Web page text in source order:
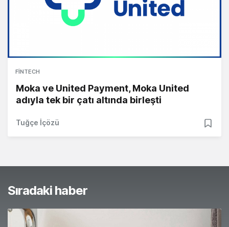
FINTECH
Moka ve United Payment, Moka United
adıyla tek bir çatı altında birleşti
Tuğçe İçözü
Sıradaki haber